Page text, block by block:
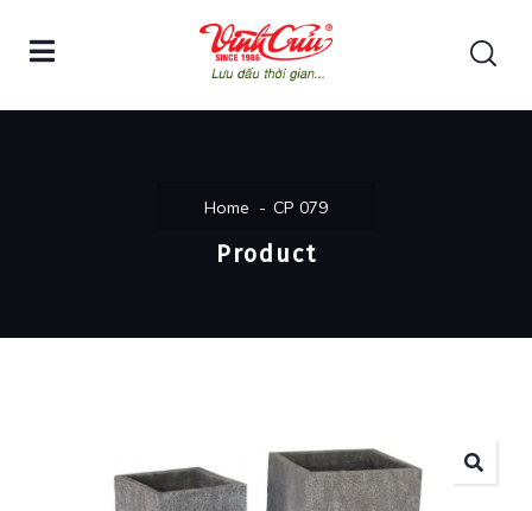
Home CP 079
Product